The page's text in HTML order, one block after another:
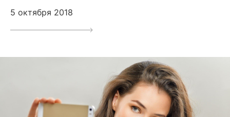
5 октября 2018